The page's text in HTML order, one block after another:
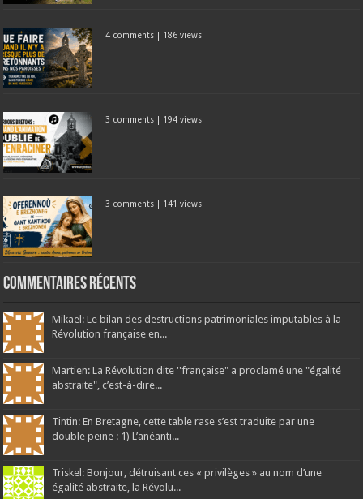
4 comments | 186 views
3 comments | 194 views
3 comments | 141 views
Commentaires récents
Mikael: Le bilan des destructions patrimoniales imputables à la
Révolution française en...
Martien: La Révolution dite ''française" a proclamé une "égalité
abstraite", c’est-à-dire...
Tintin: En Bretagne, cette table rase s’est traduite par une
double peine : 1) L’anéanti...
Triskel: Bonjour, détruisant ces « privilèges » au nom d’une
égalité abstraite, la Révolu...